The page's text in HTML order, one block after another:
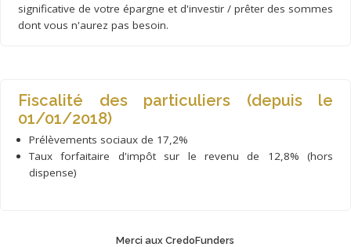
significative de votre épargne et d'investir / prêter des sommes
dont vous n'aurez pas besoin.
Fiscalité des particuliers (depuis le
01/01/2018)
Prélèvements sociaux de 17,2%
Taux forfaitaire d'impôt sur le revenu de 12,8% (hors
dispense)
Merci aux CredoFunders